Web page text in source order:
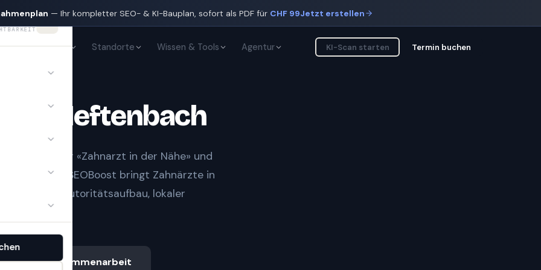
— Ihr kompletter SEO- & KI-Bauplan, sofort als PDF für CHF 99Jetzt erstellen
KI-Sichtbarkeit Standorte Wissen & Tools Agentur KI-Scan starten Termin buchen
inNeftenbach
Notfall» oder «Zahnarzt in der Nähe» und
Treffern.
SEOBoost bringt Zahnärzte in
sauberem Autoritätsaufbau, lokaler
Ablauf & Zusammenarbeit